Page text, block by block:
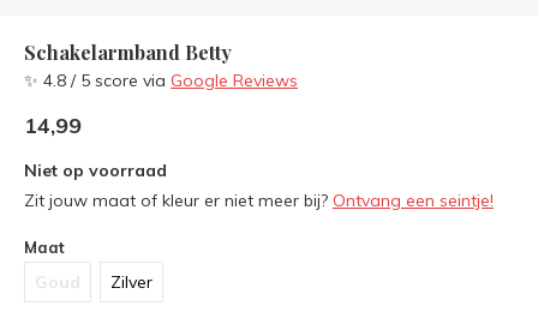
Schakelarmband Betty
✨ 4.8 / 5 score via Google Reviews
14,99
Niet op voorraad
Zit jouw maat of kleur er niet meer bij? Ontvang een seintje!
Maat
Goud Zilver